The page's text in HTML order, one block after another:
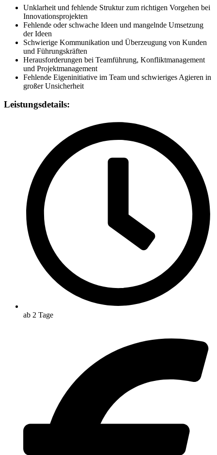
Unklarheit und fehlende Struktur zum richtigen Vorgehen bei
Innovationsprojekten
Fehlende oder schwache Ideen und mangelnde Umsetzung
der Ideen
Schwierige Kommunikation und Überzeugung von Kunden
und Führungskräften
Herausforderungen bei Teamführung, Konfliktmanagement
und Projektmanagement
Fehlende Eigeninitiative im Team und schwieriges Agieren in
großer Unsicherheit
Leistungsdetails:
ab 2 Tage